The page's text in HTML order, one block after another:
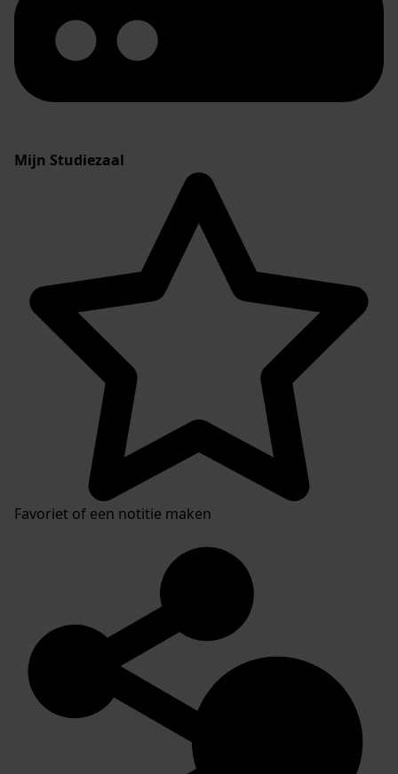
Mijn Studiezaal
Favoriet of een notitie maken